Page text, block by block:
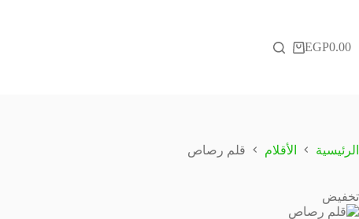
عربةEGP0.00
الرئيسية الأقلام قلم رصاص
تخفيض